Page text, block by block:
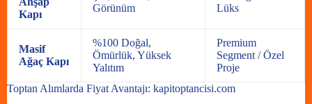
Kapı
Görünüm
Lüks
Masif
Ağaç Kapı
%100 Doğal,
Ömürlük, Yüksek
Yalıtım
Premium
Segment / Özel
Proje
Toptan Alımlarda Fiyat Avantajı: kapitoptancisi.com